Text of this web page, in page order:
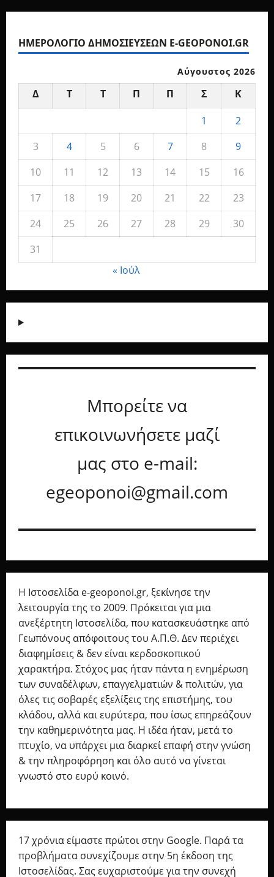
ΗΜΕΡΟΛΟΓΙΟ ΔΗΜΟΣΙΕΥΣΕΩΝ E-GEOPONOI.GR
Αύγουστος 2026
Δ Τ Τ Π Π Σ
Κ
1
2
3
4 5 6 7 8
9
10
11 12 13 14 15
16
17
18 19 20 21 22
23
24
25 26 27 28 29
30
31
« Ιούλ
Μπορείτε να
επικοινωνήσετε μαζί
μας στο e-mail:
egeoponoi@gmail.com
Η Ιστοσελίδα e-geoponoi.gr, ξεκίνησε την
λειτουργία της το 2009. Πρόκειται για μια
ανεξέρτητη Ιστοσελίδα, που κατασκευάστηκε από
Γεωπόνους απόφοιτους του Α.Π.Θ. Δεν περιέχει
διαφημίσεις & δεν είναι κερδοσκοπικού
χαρακτήρα. Στόχος μας ήταν πάντα η ενημέρωση
των συναδέλφων, επαγγελματιών & πολιτών, για
όλες τις σοβαρές εξελίξεις της επιστήμης, του
κλάδου, αλλά και ευρύτερα, που ίσως επηρεάζουν
την καθημερινότητα μας. Η ιδέα ήταν, μετά το
πτυχίο, να υπάρχει μια διαρκεί επαφή στην γνώση
& την πληροφόρηση και όλο αυτό να γίνεται
γνωστό στο ευρύ κοινό.
17 χρόνια είμαστε πρώτοι στην Google. Παρά τα
προβλήματα συνεχίζουμε στην 5η έκδοση της
Ιστοσελίδας. Σας ευχαριστούμε για την συνεχή